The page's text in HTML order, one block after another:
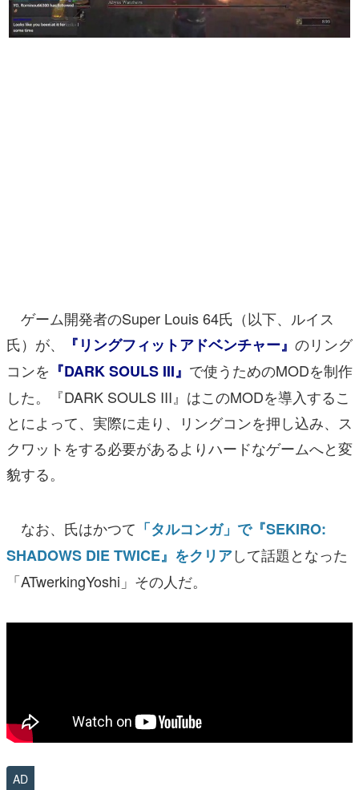
なんでゲームは面白い？
その他
電ファミニコゲーマーとは？
運営：株式会社マレ
ゲーム開発者のSuper Louis 64氏（以下、ルイス
氏）が、
『リングフィットアドベンチャー』 のリング
コンを 『DARK SOULS III』 で使うためのMODを制作
した。『DARK SOULS III』はこのMODを導入するこ
とによって、実際に走り、リングコンを押し込み、ス
クワットをする必要があるよりハードなゲームへと変
貌する。
なお、氏はかつて 「タルコンガ」で『SEKIRO:
SHADOWS DIE TWICE』をクリアして話題となった
「ATwerkingYoshi」その人だ。
AD